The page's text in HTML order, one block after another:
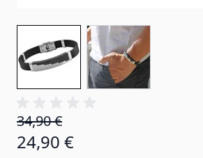
34,90 €
24,90 €